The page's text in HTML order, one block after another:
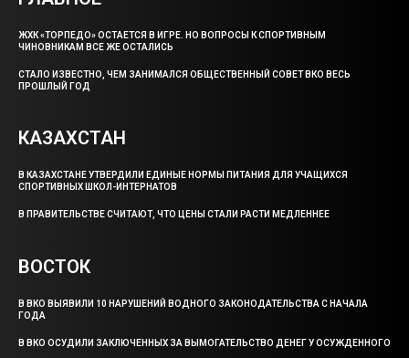
ЖХК «ТОРПЕДО» ОСТАЕТСЯ В ИГРЕ. НО ВОПРОСЫ К СПОРТИВНЫМ
ЧИНОВНИКАМ ВСЕ ЖЕ ОСТАЛИСЬ
СТАЛО ИЗВЕСТНО, ЧЕМ ЗАНИМАЛСЯ ОБЩЕСТВЕННЫЙ СОВЕТ ВКО ВЕСЬ
ПРОШЛЫЙ ГОД
КАЗАХСТАН
В КАЗАХСТАНЕ УТВЕРДИЛИ ЕДИНЫЕ НОРМЫ ПИТАНИЯ ДЛЯ УЧАЩИХСЯ
СПОРТИВНЫХ ШКОЛ-ИНТЕРНАТОВ
В ПРАВИТЕЛЬСТВЕ СЧИТАЮТ, ЧТО ЦЕНЫ СТАЛИ РАСТИ МЕДЛЕННЕЕ
ВОСТОК
В ВКО ВЫЯВИЛИ 10 НАРУШЕНИЙ ВОДНОГО ЗАКОНОДАТЕЛЬСТВА С НАЧАЛА
ГОДА
В ВКО ОСУДИЛИ ЗАКЛЮЧЕННЫХ ЗА ВЫМОГАТЕЛЬСТВО ДЕНЕГ У ОСУЖДЕННОГО